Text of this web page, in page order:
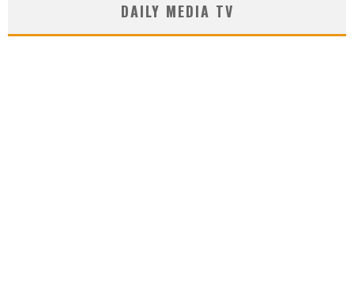
DAILY MEDIA TV